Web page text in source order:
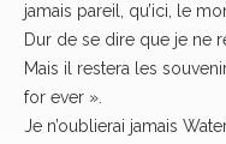
jamais pareil, qu’ici, le
Dur de se dire que je ne
Mais il restera les
for ever ».
Je n’oublierai jamais